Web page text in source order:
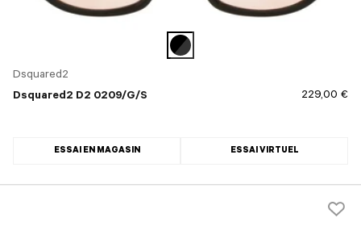
Dsquared2
Dsquared2 D2 0209/G/S
229,00 €
ESSAI EN MAGASIN ESSAI VIRTUEL